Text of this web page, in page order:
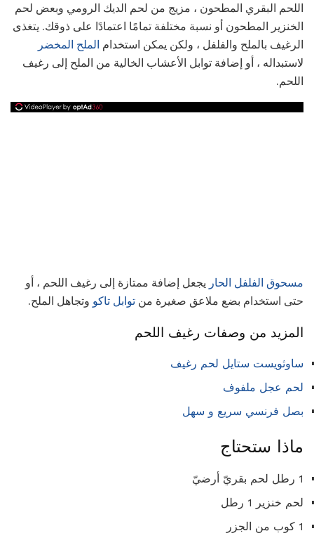
اللحم البقري المطحون ، مزيج من لحم الديك الرومي وبعض لحم
الخنزير المطحون أو نسبة مختلفة تمامًا اعتمادًا على ذوقك. يتغذى
الرغيف بالملح والفلفل ، ولكن يمكن استخدام الملح المخضر
لاستبداله ، أو إضافة توابل الأعشاب الخالية من الملح إلى رغيف
اللحم.
مسحوق الفلفل الحار يجعل إضافة ممتازة إلى رغيف اللحم ، أو
حتى استخدام بضع ملاعق صغيرة من توابل تاكو وتجاهل الملح.
المزيد من وصفات رغيف اللحم
ساوثويست ستايل لحم رغيف
لحم عجل ملفوف
بصل فرنسي سريع و سهل
ماذا ستحتاج
1 رطل لحم بقريّ أرضيّ
لحم خنزير 1 ​​رطل
1 كوب من الجزر